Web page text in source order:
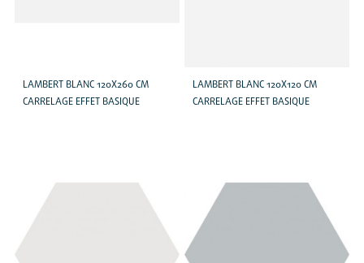
LAMBERT BLANC 120X260 CM
CARRELAGE EFFET BASIQUE
LAMBERT BLANC 120X120 CM
CARRELAGE EFFET BASIQUE